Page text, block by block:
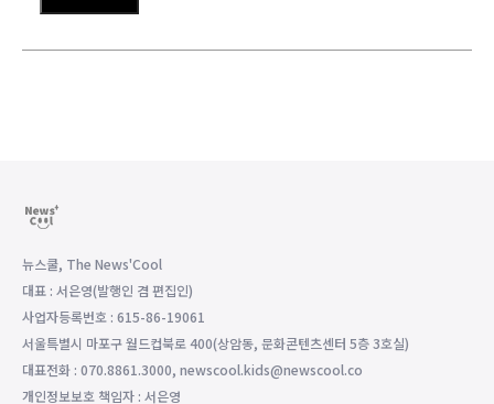
뉴스쿨, The News'Cool
대표 : 서은영(발행인 겸 편집인)
사업자등록번호 : 615-86-19061
서울특별시 마포구 월드컵북로 400(상암동, 문화콘텐츠센터 5층 3호실)
대표전화 : 070.8861.3000, newscool.kids@newscool.co
개인정보보호 책임자 : 서은영